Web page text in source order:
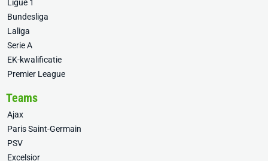
Ligue 1
Bundesliga
Laliga
Serie A
EK-kwalificatie
Premier League
Teams
Ajax
Paris Saint-Germain
PSV
Excelsior